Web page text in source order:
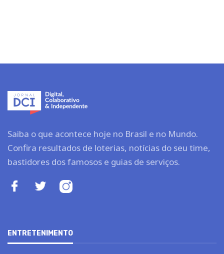
Saiba o que acontece hoje no Brasil e no Mundo.
Confira resultados de loterias, notícias do seu time,
bastidores dos famosos e guias de serviços.
ENTRETENIMENTO